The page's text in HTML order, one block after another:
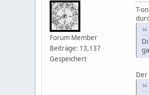
Forum Member
Beiträge: 13,137
Gespeichert
T-
Der